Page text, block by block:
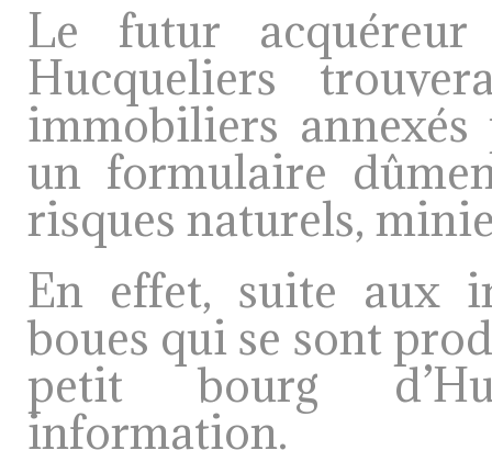
Le futur
Hucqueliers
immobiliers annexés
un formulaire
risques naturels,
En effet, suite aux
boues qui se sont
petit bourg
information.